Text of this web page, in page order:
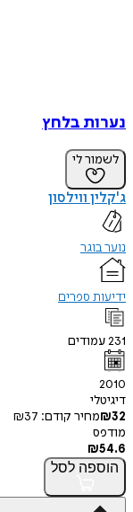
נערות בלחץ
לשמור לי
ג'קלין ווילסון
נוער בוגר
ידיעות ספרים
231עמודים
2010
דיגיטלי
₪32 מחיר קודם: ₪37
מודפס
₪54.6
הוספה לסל